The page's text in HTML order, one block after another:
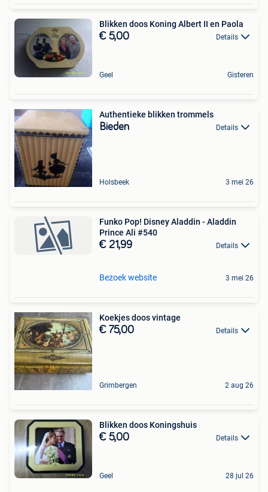
Blikken doos Koning Albert II en Paola
€ 5,00 Details
Geel Gisteren
Authentieke blikken trommels
Bieden Details
Holsbeek 3 mei 26
Funko Pop! Disney Aladdin - Aladdin
Prince Ali #540
€ 21,99 Details
Bezoek website 3 mei 26
Koekjes doos vintage
€ 75,00 Details
Grimbergen 2 aug 26
Blikken doos Koningshuis
€ 5,00 Details
Geel 28 jul 26